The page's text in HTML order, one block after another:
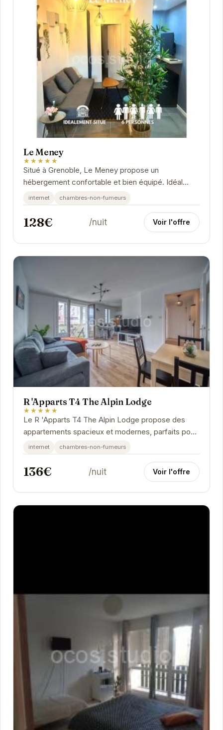
Le Meney
★★★★★
Situé à Grenoble, Le Meney propose un
hébergement confortable et bien équipé. Idéal
pour les voyageurs d'affaires et de loisirs.
internet chambres-non-fumeurs
128€ /nuit Voir l'offre
R 'Apparts T4 The Alpin Lodge
★★★★★
Le R 'Apparts T4 The Alpin Lodge propose des
appartements spacieux et modernes, parfaits pour
un séjour confortable à Grenoble. Chaque
appartement...
internet chambres-non-fumeurs
136€ /nuit Voir l'offre